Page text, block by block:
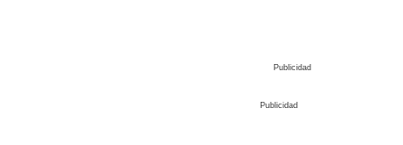
Publicidad
Publicidad